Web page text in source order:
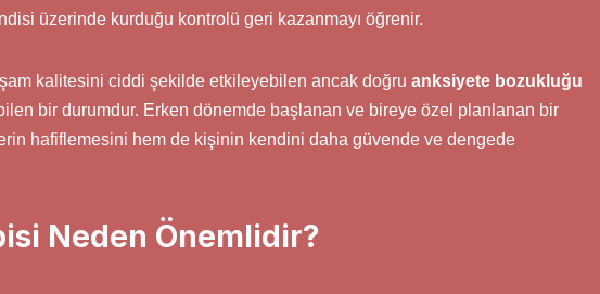
üzerinde kurduğu kontrolü geri kazanmayı öğrenir.
kalitesini ciddi şekilde etkileyebilen ancak doğru anksiyete bozukluğu
bir durumdur. Erken dönemde başlanan ve bireye özel planlanan bir
hafiflemesini hem de kişinin kendini daha güvende ve dengede
Neden Önemlidir?